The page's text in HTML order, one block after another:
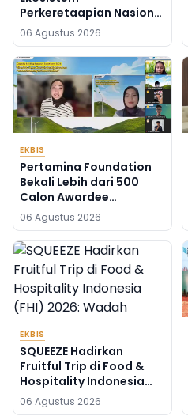
Perkeretaapian Nasional
di RailwayTech
Indonesia 2026
06 Agustus 2026
EKBIS
Pertamina Foundation
Bekali Lebih dari 500
Calon Awardee
Beasiswa Sobat Bumi
Hadapi Tahap
Wawancara
06 Agustus 2026
EKBIS
SQUEEZE Hadirkan
Fruitful Trip di Food &
Hospitality Indonesia
(FHI) 2026: Wadah
Kolaborasi yang
06 Agustus 2026